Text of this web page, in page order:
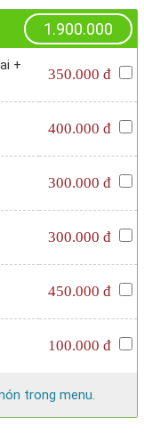
1.900.000
+
350.000 đ
400.000 đ
300.000 đ
300.000 đ
450.000 đ
100.000 đ
trong menu.